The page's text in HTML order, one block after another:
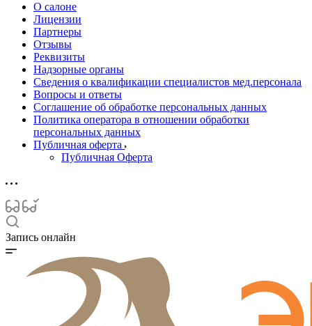
О салоне
Лицензии
Партнеры
Отзывы
Реквизиты
Надзорные органы
Сведения о квалификации специалистов мед.персонала
Вопросы и ответы
Соглашение об обработке персональных данных
Политика оператора в отношении обработки
персональных данных
Публичная оферта
Публичная Оферта
Запись онлайн